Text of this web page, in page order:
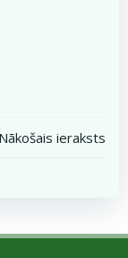
Nākošais ieraksts